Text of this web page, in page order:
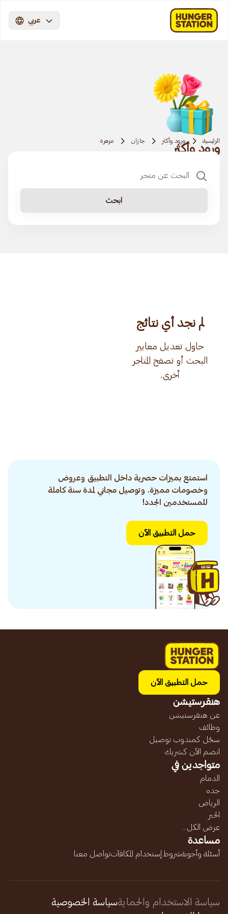
عربي
الرئيسية ورود وأكثر جازان مزهرة
ورود وأكثر
ابحث
لم نجد أي نتائج
حاول تعديل معايير
البحث أو تصفح المتاجر
أخرى.
استمتع بميزات حصرية داخل التطبيق وعروض
وخصومات مميزة. وتوصيل مجاني لمدة سنة كاملة
للمستخدمين الجدد!
حمل التطبيق الآن
حمل التطبيق الآن
هنقرستيشن
عن هنقرستيشن
وظائف
سجّل كمندوب توصيل
انضم الآن كشريك
متواجدين في
الدمام
جده
الرياض
الخبر
عرض الكل...
مساعدة
أسئلة وأجوبةشروط إستخدام المكافآتتواصل معنا
سياسة الاستخدام والحمايةسياسة الخصوصية